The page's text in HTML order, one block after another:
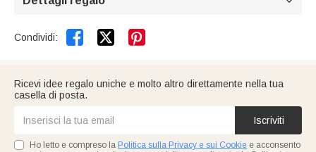
Condividi:  
Ricevi idee regalo uniche e molto altro direttamente nella tua
casella di posta.
Iscriviti
Ho letto e compreso la Politica sulla Privacy e sui Cookie e acconsento